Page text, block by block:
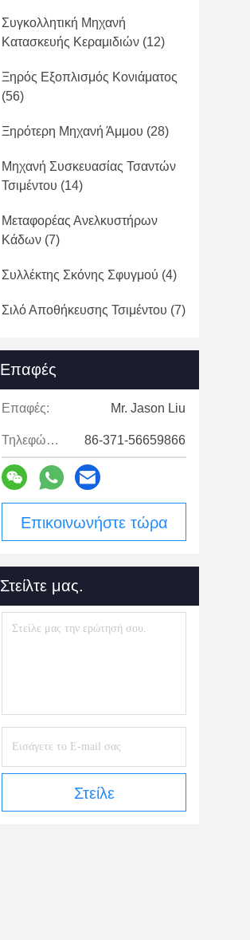
Συγκολλητική Μηχανή
Κατασκευής Κεραμιδιών (12)
Ξηρός Εξοπλισμός Κονιάματος
(56)
Ξηρότερη Μηχανή Άμμου (28)
Μηχανή Συσκευασίας Τσαντών
Τσιμέντου (14)
Μεταφορέας Ανελκυστήρων
Κάδων (7)
Συλλέκτης Σκόνης Σφυγμού (4)
Σιλό Αποθήκευσης Τσιμέντου (7)
Επαφές
Επαφές: Mr. Jason Liu
Τηλεφώνημα: 86-371-56659866
Επικοινωνήστε τώρα
Στείλτε μας.
Στείλε